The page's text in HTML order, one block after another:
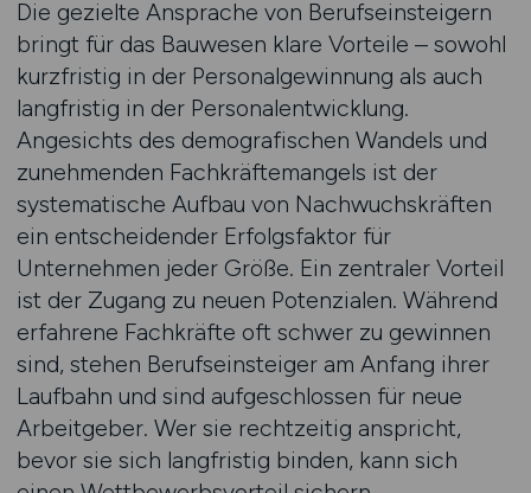
Die gezielte Ansprache von Berufseinsteigern
bringt für das Bauwesen klare Vorteile – sowohl
kurzfristig in der Personalgewinnung als auch
langfristig in der Personalentwicklung.
Angesichts des demografischen Wandels und
zunehmenden Fachkräftemangels ist der
systematische Aufbau von Nachwuchskräften
ein entscheidender Erfolgsfaktor für
Unternehmen jeder Größe. Ein zentraler Vorteil
ist der Zugang zu neuen Potenzialen. Während
erfahrene Fachkräfte oft schwer zu gewinnen
sind, stehen Berufseinsteiger am Anfang ihrer
Laufbahn und sind aufgeschlossen für neue
Arbeitgeber. Wer sie rechtzeitig anspricht,
bevor sie sich langfristig binden, kann sich